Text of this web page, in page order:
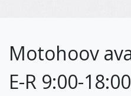
Motohoov
E-R 9:00-18:00